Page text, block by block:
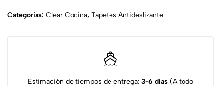
Categorias: Clear Cocina, Tapetes Antideslizante
Estimación de tiempos de entrega: 3-6 días (A todo